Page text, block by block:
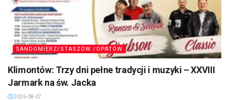
SANDOMIERZ/STASZÓW /OPATÓW
Klimontów: Trzy dni pełne tradycji i muzyki – XXVIII
Jarmark na św. Jacka
2026-08-07